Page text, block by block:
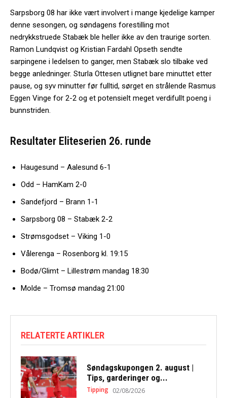
Sarpsborg 08 har ikke vært involvert i mange kjedelige kamper
denne sesongen, og søndagens forestilling mot
nedrykkstruede Stabæk ble heller ikke av den traurige sorten.
Ramon Lundqvist og Kristian Fardahl Opseth sendte
sarpingene i ledelsen to ganger, men Stabæk slo tilbake ved
begge anledninger. Sturla Ottesen utlignet bare minuttet etter
pause, og syv minutter før fulltid, sørget en strålende Rasmus
Eggen Vinge for 2-2 og et potensielt meget verdifullt poeng i
bunnstriden.
Resultater Eliteserien 26. runde
Haugesund – Aalesund 6-1
Odd – HamKam 2-0
Sandefjord – Brann 1-1
Sarpsborg 08 – Stabæk 2-2
Strømsgodset – Viking 1-0
Vålerenga – Rosenborg kl. 19:15
Bodø/Glimt – Lillestrøm mandag 18:30
Molde – Tromsø mandag 21:00
RELATERTE ARTIKLER
Søndagskupongen 2. august |
Tips, garderinger og...
Tipping 02/08/2026